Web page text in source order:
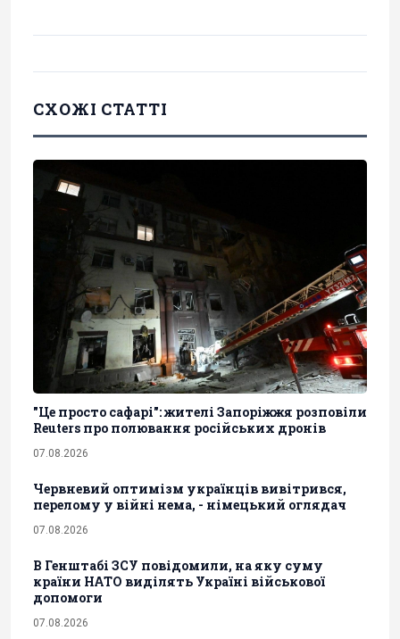
СХОЖІ СТАТТІ
"Це просто сафарі": жителі Запоріжжя розповіли
Reuters про полювання російських дронів
07.08.2026
Червневий оптимізм українців вивітрився,
перелому у війні нема, - німецький оглядач
07.08.2026
В Генштабі ЗСУ повідомили, на яку суму
країни НАТО виділять Україні військової
допомоги
07.08.2026